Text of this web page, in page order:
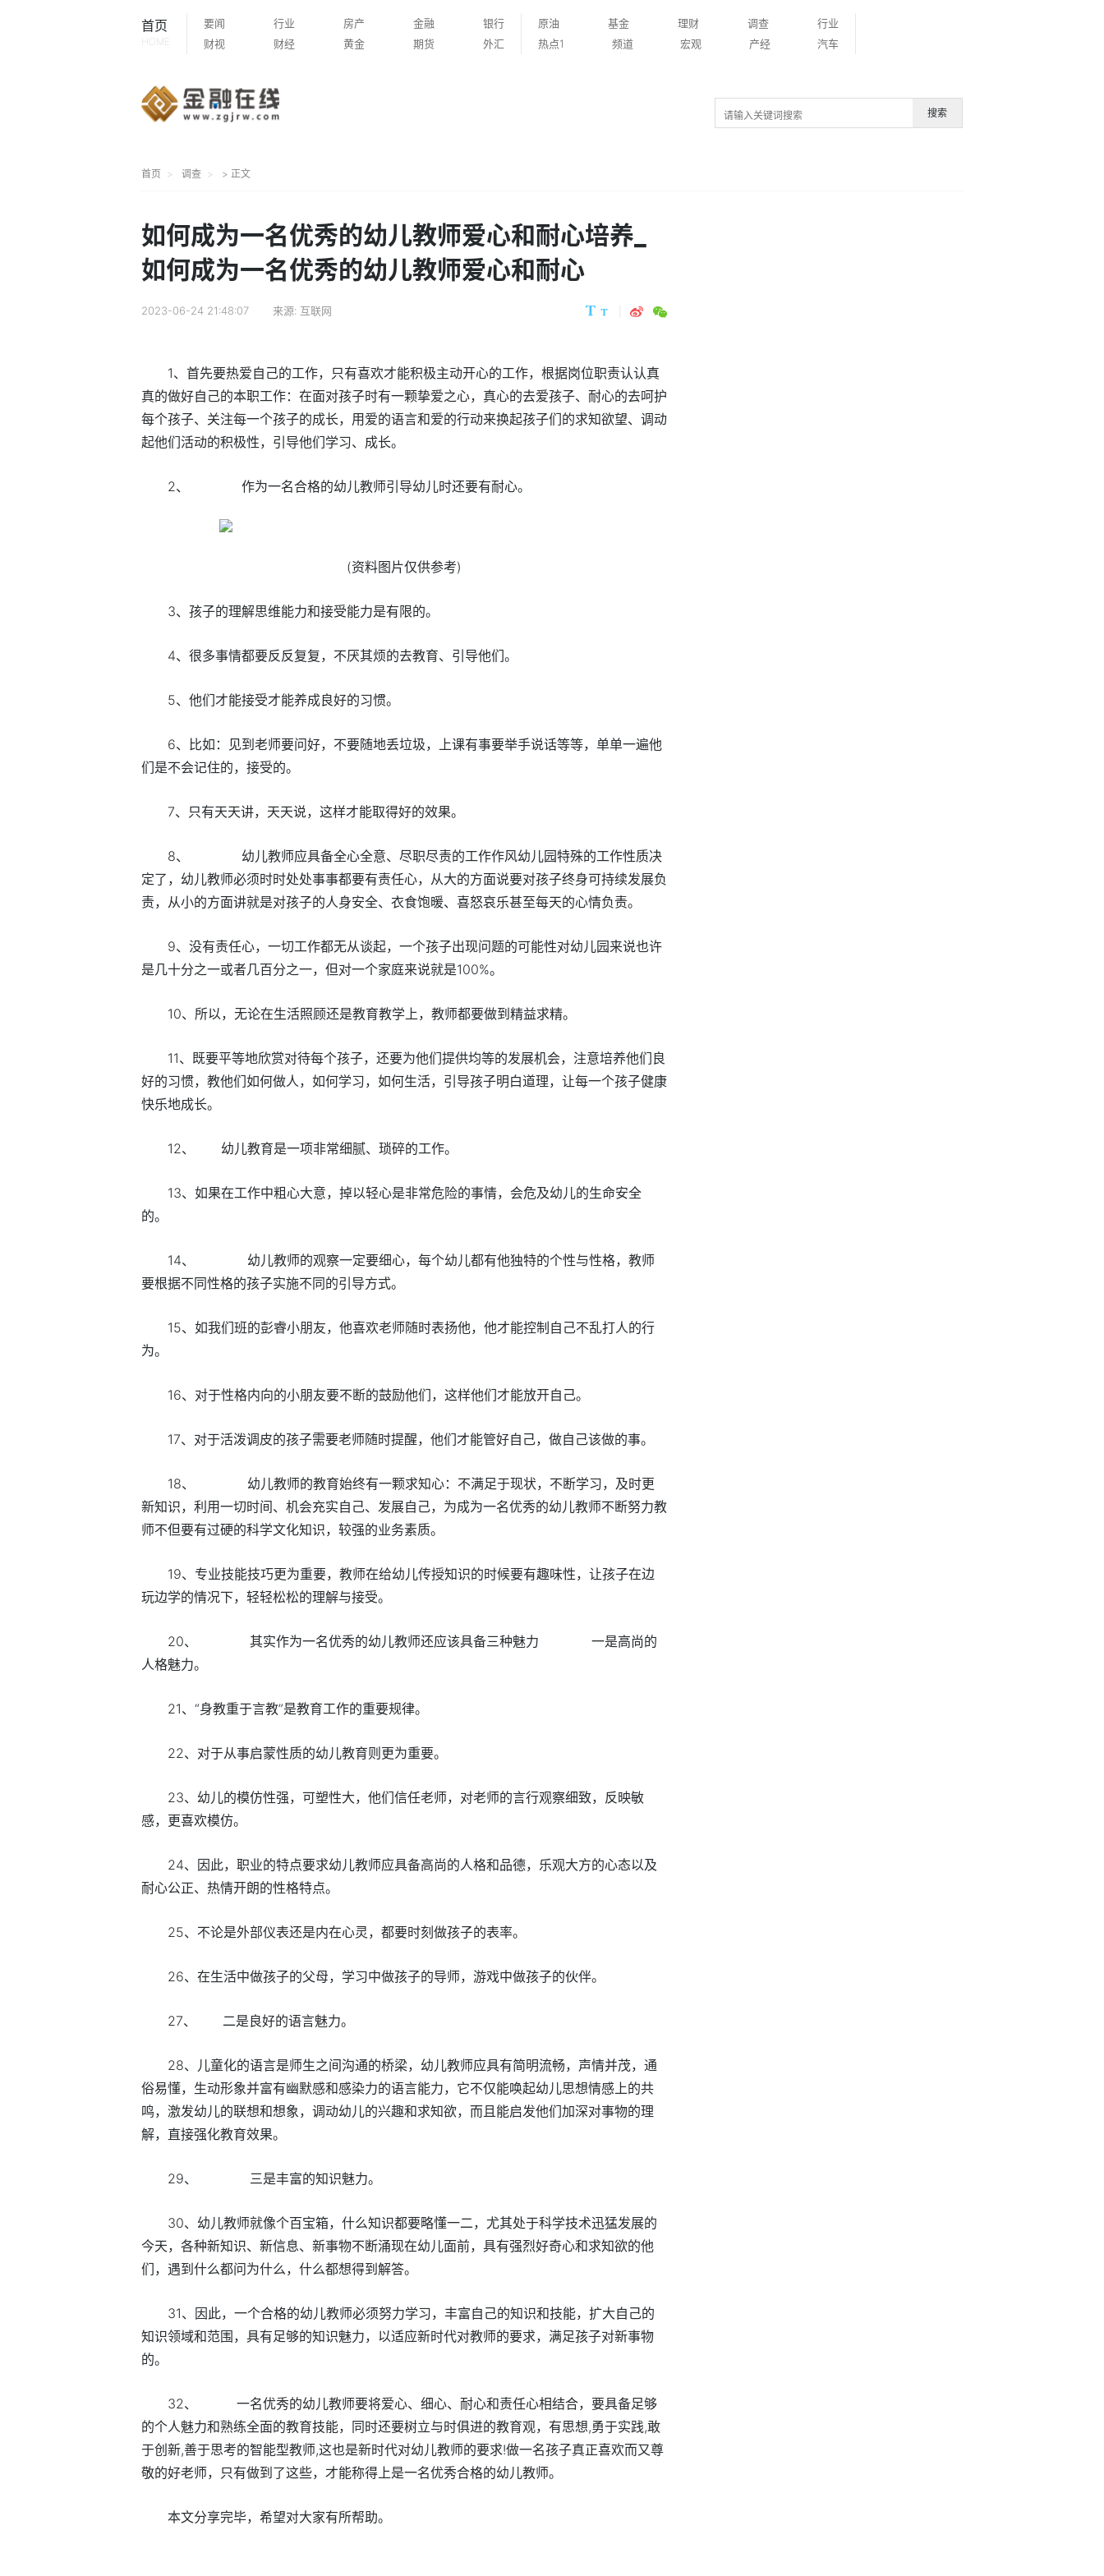
首页
HOME
要闻 行业 房产 金融
银行
财视
财经 黄金 期货 外汇
原油 基金 理财 调查
行业
热点1
频道 宏观 产经 汽车
搜索
首页 调查 > 正文
如何成为一名优秀的幼儿教师爱心和耐心培养_
如何成为一名优秀的幼儿教师爱心和耐心
2023-06-24 21:48:07 来源: 互联网
1、首先要热爱自己的工作，只有喜欢才能积极主动开心的工作，根据岗位职责认认真
真的做好自己的本职工作：在面对孩子时有一颗挚爱之心，真心的去爱孩子、耐心的去呵护
每个孩子、关注每一个孩子的成长，用爱的语言和爱的行动来换起孩子们的求知欲望、调动
起他们活动的积极性，引导他们学习、成长。
2、 作为一名合格的幼儿教师引导幼儿时还要有耐心。
(资料图片仅供参考)
3、孩子的理解思维能力和接受能力是有限的。
4、很多事情都要反反复复，不厌其烦的去教育、引导他们。
5、他们才能接受才能养成良好的习惯。
6、比如：见到老师要问好，不要随地丢垃圾，上课有事要举手说话等等，单单一遍他
们是不会记住的，接受的。
7、只有天天讲，天天说，这样才能取得好的效果。
8、 幼儿教师应具备全心全意、尽职尽责的工作作风幼儿园特殊的工作性质决
定了，幼儿教师必须时时处处事事都要有责任心，从大的方面说要对孩子终身可持续发展负
责，从小的方面讲就是对孩子的人身安全、衣食饱暖、喜怒哀乐甚至每天的心情负责。
9、没有责任心，一切工作都无从谈起，一个孩子出现问题的可能性对幼儿园来说也许
是几十分之一或者几百分之一，但对一个家庭来说就是100%。
10、所以，无论在生活照顾还是教育教学上，教师都要做到精益求精。
11、既要平等地欣赏对待每个孩子，还要为他们提供均等的发展机会，注意培养他们良
好的习惯，教他们如何做人，如何学习，如何生活，引导孩子明白道理，让每一个孩子健康
快乐地成长。
12、 幼儿教育是一项非常细腻、琐碎的工作。
13、如果在工作中粗心大意，掉以轻心是非常危险的事情，会危及幼儿的生命安全
的。
14、 幼儿教师的观察一定要细心，每个幼儿都有他独特的个性与性格，教师
要根据不同性格的孩子实施不同的引导方式。
15、如我们班的彭睿小朋友，他喜欢老师随时表扬他，他才能控制自己不乱打人的行
为。
16、对于性格内向的小朋友要不断的鼓励他们，这样他们才能放开自己。
17、对于活泼调皮的孩子需要老师随时提醒，他们才能管好自己，做自己该做的事。
18、 幼儿教师的教育始终有一颗求知心：不满足于现状，不断学习，及时更
新知识，利用一切时间、机会充实自己、发展自己，为成为一名优秀的幼儿教师不断努力教
师不但要有过硬的科学文化知识，较强的业务素质。
19、专业技能技巧更为重要，教师在给幼儿传授知识的时候要有趣味性，让孩子在边
玩边学的情况下，轻轻松松的理解与接受。
20、 其实作为一名优秀的幼儿教师还应该具备三种魅力 一是高尚的
人格魅力。
21、“身教重于言教”是教育工作的重要规律。
22、对于从事启蒙性质的幼儿教育则更为重要。
23、幼儿的模仿性强，可塑性大，他们信任老师，对老师的言行观察细致，反映敏
感，更喜欢模仿。
24、因此，职业的特点要求幼儿教师应具备高尚的人格和品德，乐观大方的心态以及
耐心公正、热情开朗的性格特点。
25、不论是外部仪表还是内在心灵，都要时刻做孩子的表率。
26、在生活中做孩子的父母，学习中做孩子的导师，游戏中做孩子的伙伴。
27、 二是良好的语言魅力。
28、儿童化的语言是师生之间沟通的桥梁，幼儿教师应具有简明流畅，声情并茂，通
俗易懂，生动形象并富有幽默感和感染力的语言能力，它不仅能唤起幼儿思想情感上的共
鸣，激发幼儿的联想和想象，调动幼儿的兴趣和求知欲，而且能启发他们加深对事物的理
解，直接强化教育效果。
29、 三是丰富的知识魅力。
30、幼儿教师就像个百宝箱，什么知识都要略懂一二，尤其处于科学技术迅猛发展的
今天，各种新知识、新信息、新事物不断涌现在幼儿面前，具有强烈好奇心和求知欲的他
们，遇到什么都问为什么，什么都想得到解答。
31、因此，一个合格的幼儿教师必须努力学习，丰富自己的知识和技能，扩大自己的
知识领域和范围，具有足够的知识魅力，以适应新时代对教师的要求，满足孩子对新事物
的。
32、 一名优秀的幼儿教师要将爱心、细心、耐心和责任心相结合，要具备足够
的个人魅力和熟练全面的教育技能，同时还要树立与时俱进的教育观，有思想,勇于实践,敢
于创新,善于思考的智能型教师,这也是新时代对幼儿教师的要求!做一名孩子真正喜欢而又尊
敬的好老师，只有做到了这些，才能称得上是一名优秀合格的幼儿教师。
本文分享完毕，希望对大家有所帮助。